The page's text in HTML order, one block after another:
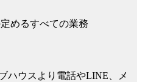
めるすべての業務
ハウスより電話やLINE、メ